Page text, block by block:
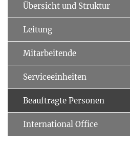
Übersicht und Struktur
Leitung
Mitarbeitende
Serviceeinheiten
Beauftragte Personen
International Office